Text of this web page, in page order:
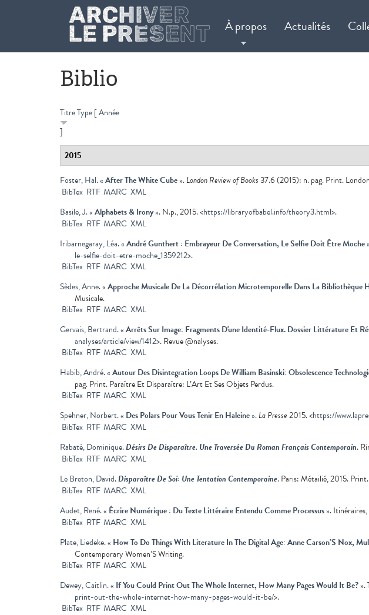
Aller au contenu principal
À propos Actualités
Biblio
TitreType[Année
]
2015
Foster, Hal.«After The White Cube».London Review of Books37.6 (2015): n. pag. Print.
BibTex RTF MARC XML
Basile, J.«Alphabets & Irony». N.p., 2015. <https://libraryofbabel.info/theory3.html>.
BibTex RTF MARC XML
Iribarnegaray, Léa.«André Gunthert : Embrayeur De Conversation, Le Selfie Doit Être Moche
le-selfie-doit-etre-moche_1359212>.
BibTex RTF MARC XML
Sèdes, Anne.«Approche Musicale De La Décorrélation Microtemporelle Dans La Bibliothèque
Musicale.
BibTex RTF MARC XML
Gervais, Bertrand.«Arrêts Sur Image: Fragments D'une Identité-Flux. Dossier Littérature Et
analyses/article/view/1412>. Revue @nalyses.
BibTex RTF MARC XML
Habib, André.«Autour Des Disintegration Loops De William Basinski: Obsolescence
pag. Print. Paraître Et Disparaître: L’Art Et Ses Objets Perdus.
BibTex RTF MARC XML
Spehner, Norbert.« Des Polars Pour Vous Tenir En Haleine».La Presse2015. <https://
BibTex RTF MARC XML
Rabaté, Dominique.Désirs De Disparaître. Une Traversée Du Roman Français Contemporain.
BibTex RTF MARC XML
Le Breton, David.Disparaître De Soi: Une Tentation Contemporaine. Paris: Métailié, 2015. Print.
BibTex RTF MARC XML
Audet, René.« Écrire Numérique : Du Texte Littéraire Entendu Comme Processus».
BibTex RTF MARC XML
Plate, Liedeke.« How To Do Things With Literature In The Digital Age: Anne Carson’S Nox,
Contemporary Women’S Writing.
BibTex RTF MARC XML
Dewey, Caitlin.« If You Could Print Out The Whole Internet, How Many Pages Would It Be?».
print-out-the-whole-internet-how-many-pages-would-it-be/>.
BibTex RTF MARC XML